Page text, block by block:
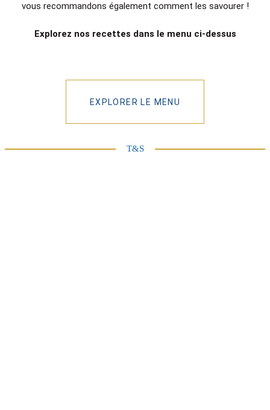
vous recommandons également comment les savourer !
Explorez nos recettes dans le menu ci-dessus
EXPLORER LE MENU
T&S